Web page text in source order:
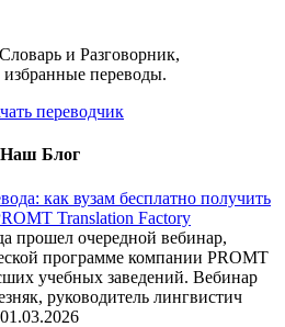
и Разговорник,
избранные переводы.
Наш Блог
как вузам бесплатно получить
Translation Factory
прошел очередной вебинар,
программе компании PROMT
учебных заведений. Вебинар
руководитель лингвистич
01.03.2026